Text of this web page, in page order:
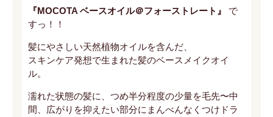
『MOCOTA ベースオイル＠フォーストレート』
で
すっ！！
髪にやさしい天然植物オイルを含んだ、
スキンケア発想で生まれた髪のベースメイクオイ
ル。
濡れた状態の髪に、つめ半分程度の少量を毛先〜中
間、広がりを抑えたい部分にまんべんなくつけドラ